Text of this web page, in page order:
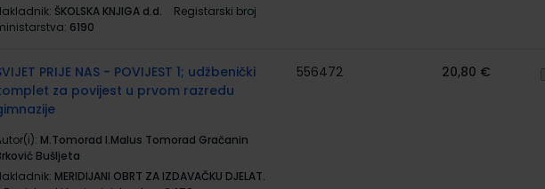
ŠKOLSKA KNJIGA d.d.
Registarski broj
6190
PRIJE NAS - POVIJEST 1; udžbenički
za povijest u prvom razredu
M.Tomorad I.Malus Tomorad Gračanin
Bušljeta
MERIDIJANI OBRT ZA IZDAVAČKU DJELAT.
556472 20,80 €